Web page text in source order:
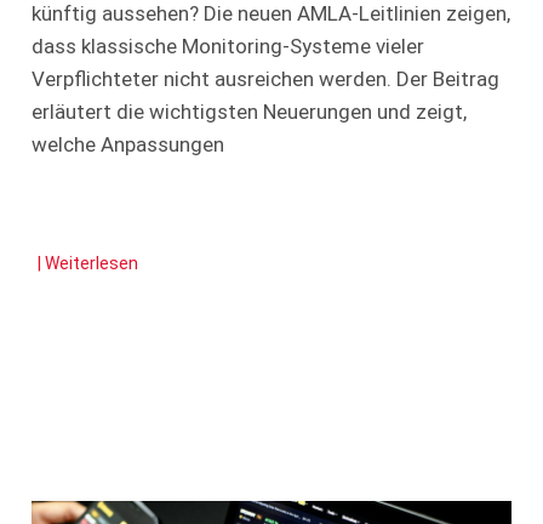
künftig aussehen? Die neuen AMLA-Leitlinien zeigen,
dass klassische Monitoring-Systeme vieler
Verpflichteter nicht ausreichen werden. Der Beitrag
erläutert die wichtigsten Neuerungen und zeigt,
welche Anpassungen
| Weiterlesen